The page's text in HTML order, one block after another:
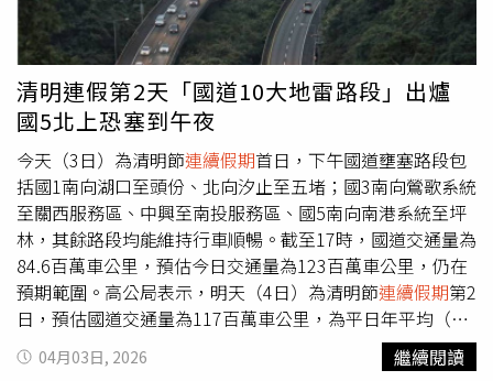
替代道路、匝道儀控等。另高公局與公路局攜手合作，成立
「公路聯合疏運中心」，共同監控連假路況並即時協調應
變，同時高公局於今日的國道路況預報(即時交通狀況、路
況預測、管制措施、行車建議事項等)外，增加宣導省道及
快速公路疏導訊息（管制措施、壅塞預測、國道客運優惠措
施等），跨機關合作整合交通資訊，提升民眾出行便利與安
全。高公局呼籲民眾出門務必檢查好車況養足精神，勿疲勞
駕駛，駕駛人及乘客均繫妥安全帶、勿超速並注意車前狀
況、保持安全距離。
清明連假第2天「國道10大地雷路段」出爐
國5北上恐塞到午夜
今天（3日）為清明節連續假期首日，下午國道壅塞路段包
括國1南向湖口至頭份、北向汐止至五堵；國3南向鶯歌系統
至關西服務區、中興至南投服務區、國5南向南港系統至坪
林，其餘路段均能維持行車順暢。截至17時，國道交通量為
84.6百萬車公里，預估今日交通量為123百萬車公里，仍在
預期範圍。高公局表示，明天（4日）為清明節連續假期第2
日，預估國道交通量為117百萬車公里，為平日年平均（93
百萬車公里）的1.3倍，其中南向交通量可達61百萬車公
里，為平日年平均的1.3倍。高公局預判明日重點壅塞路段
04月03日, 2026 繼續閱讀